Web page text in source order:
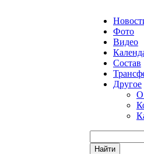
Фото
Видео
Состав
Другое
О
Найти